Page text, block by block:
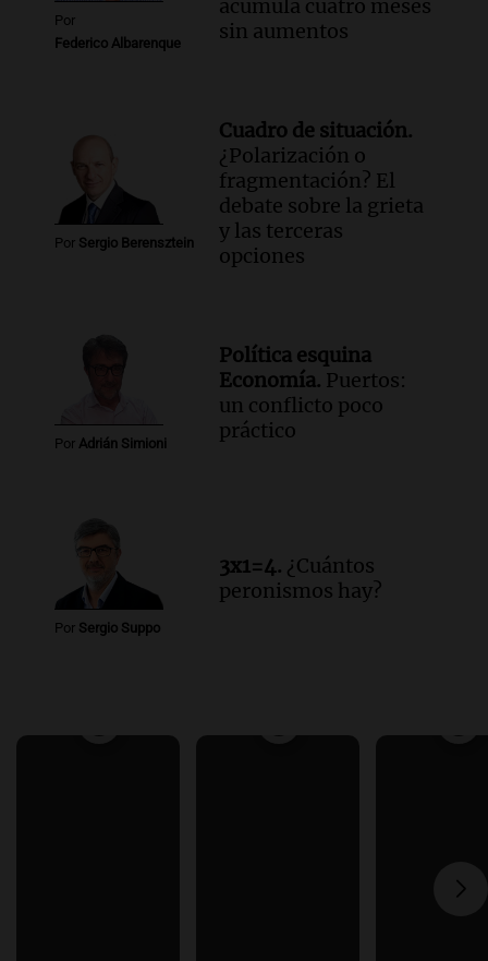
Por
Federico Albarenque
acumula cuatro meses
sin aumentos
Por Sergio Berensztein
Cuadro de situación.
¿Polarización o
fragmentación? El
debate sobre la grieta
y las terceras
opciones
Por Adrián Simioni
Política esquina
Economía. Puertos:
un conflicto poco
práctico
Por Sergio Suppo
3x1=4. ¿Cuántos
peronismos hay?